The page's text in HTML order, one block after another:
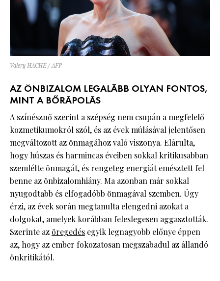
Valery HACHE / AFP
AZ ÖNBIZALOM LEGALÁBB OLYAN FONTOS,
MINT A BŐRÁPOLÁS
A színésznő szerint a szépség nem csupán a megfelelő
kozmetikumokról szól, és az évek múlásával jelentősen
megváltozott az önmagához való viszonya. Elárulta,
hogy húszas és harmincas éveiben sokkal kritikusabban
szemlélte önmagát, és rengeteg energiát emésztett fel
benne az önbizalomhiány. Ma azonban már sokkal
nyugodtabb és elfogadóbb önmagával szemben. Úgy
érzi, az évek során megtanulta elengedni azokat a
dolgokat, amelyek korábban feleslegesen aggasztották.
Szerinte az öregedés egyik legnagyobb előnye éppen
az, hogy az ember fokozatosan megszabadul az állandó
önkritikától.